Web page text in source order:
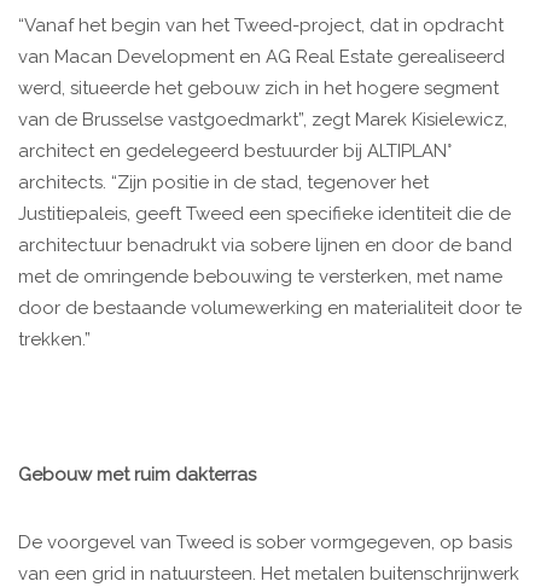
“Vanaf het begin van het Tweed-project, dat in opdracht
van Macan Development en AG Real Estate gerealiseerd
werd, situeerde het gebouw zich in het hogere segment
van de Brusselse vastgoedmarkt”, zegt Marek Kisielewicz,
architect en gedelegeerd bestuurder bij ALTIPLAN°
architects. “Zijn positie in de stad, tegenover het
Justitiepaleis, geeft Tweed een specifieke identiteit die de
architectuur benadrukt via sobere lijnen en door de band
met de omringende bebouwing te versterken, met name
door de bestaande volumewerking en materialiteit door te
trekken.”
Gebouw met ruim dakterras
De voorgevel van Tweed is sober vormgegeven, op basis
van een grid in natuursteen. Het metalen buitenschrijnwerk